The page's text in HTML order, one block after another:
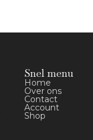
Snel menu
Home
Over ons
Contact
Account
Shop